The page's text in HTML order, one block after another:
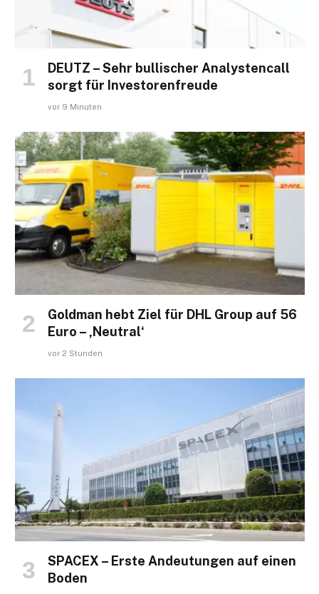
DEUTZ – Sehr bullischer Analystencall
sorgt für Investorenfreude
vor 9 Minuten
Goldman hebt Ziel für DHL Group auf 56
Euro – ‚Neutral‘
vor 2 Stunden
SPACEX – Erste Andeutungen auf einen
Boden